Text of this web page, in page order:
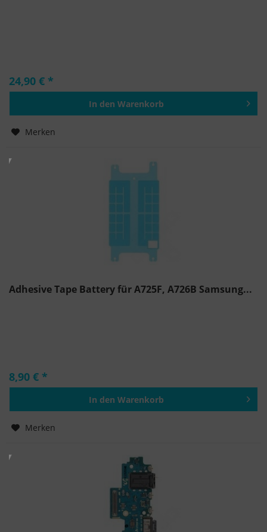
24,90 € *
In den Warenkorb
Merken
Adhesive Tape Battery für A725F, A726B Samsung...
8,90 € *
In den Warenkorb
Merken